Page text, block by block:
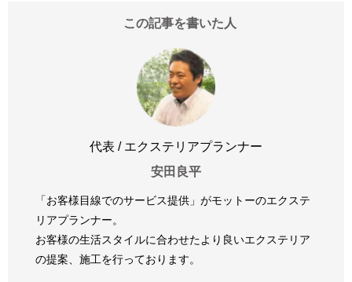
この記事を書いた人
代表 / エクステリアプランナー
安田良平
「お客様目線でのサービス提供」がモットーのエクステ
リアプランナー。
お客様の生活スタイルに合わせたより良いエクステリア
の提案、 施工を行っております。